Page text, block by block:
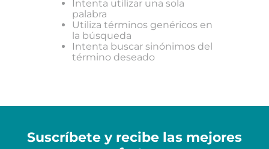
Intenta utilizar una sola
palabra
Utiliza términos genéricos en
la búsqueda
Intenta buscar sinónimos del
término deseado
Suscríbete y recibe las mejores